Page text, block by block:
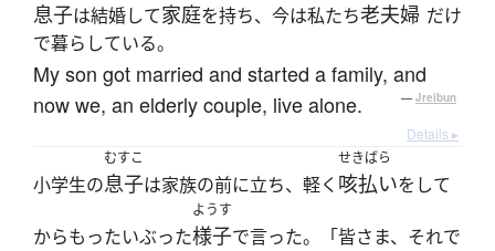
息子は結婚して家庭を持ち、今は私たち老夫婦 だけ
で暮らしている。
My son got married and started a family, and
now we, an elderly couple, live alone.
— Jreibun
Details ▸
小学生の
むすこ
息子は家族の前に立ち、軽く
せきばら
咳払いをして
からもったいぶった
ようす
様子で言った。「皆さま、それで